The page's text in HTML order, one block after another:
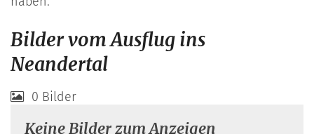
Bilder vom Ausflug ins
Neandertal
0 Bilder
Keine Bilder zum Anzeigen